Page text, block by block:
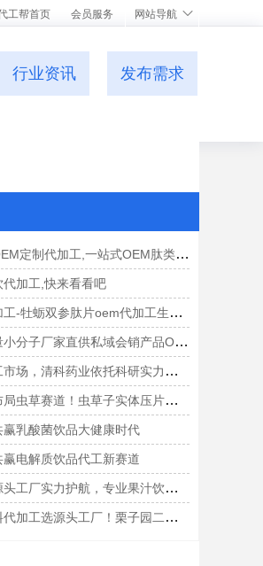
工帮首页 会员服务 网站导航
行业资讯 发布需求
加工,一站式OEM肽类产品代加工贴牌源头工厂
加工,快来看看吧
牡蛎双参肽片oem代加工生产基地
子厂家直供私域会销产品OEM贴牌现货
业依托科研实力打造郁李仁火麻仁固体饮料定制方案
草子实体压片糖果OEM代工，开启大健康智造新篇章
乳酸菌饮品大健康时代
电解质饮品代工新赛道
护航，专业果汁饮料OEM/ODM代加工一站式服务
工厂！栗子园二十载大厂实力，赋能爆款功能饮品